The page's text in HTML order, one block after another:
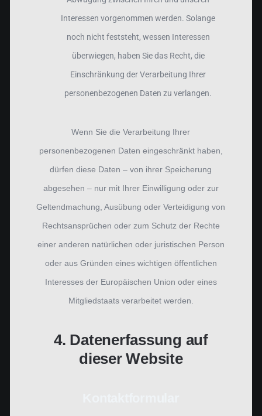
Interessen vorgenommen werden. Solange
noch nicht feststeht, wessen Interessen
überwiegen, haben Sie das Recht, die
Einschränkung der Verarbeitung Ihrer
personenbezogenen Daten zu verlangen.
Wenn Sie die Verarbeitung Ihrer
personenbezogenen Daten eingeschränkt haben,
dürfen diese Daten – von ihrer Speicherung
abgesehen – nur mit Ihrer Einwilligung oder zur
Geltendmachung, Ausübung oder Verteidigung von
Rechtsansprüchen oder zum Schutz der Rechte
einer anderen natürlichen oder juristischen Person
oder aus Gründen eines wichtigen öffentlichen
Interesses der Europäischen Union oder eines
Mitgliedstaats verarbeitet werden.
4. Datenerfassung auf
dieser Website